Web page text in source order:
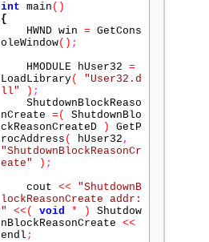
int main ()
{
HWND win = GetCons
oleWindow() ;
HMODULE hUser32 =
LoadLibrary(
"User32.d
ll"
) ;
ShutdownBlockReaso
nCreate = (
ShutdownBlo
ckReasonCreateD
)
GetP
rocAddress ( hUser32 ,
"ShutdownBlockReasonCr
eate"
) ;
cout <<
"ShutdownB
lockReasonCreate addr:
"
<< ( void * )
Shutdow
nBlockReasonCreate <<
endl ;